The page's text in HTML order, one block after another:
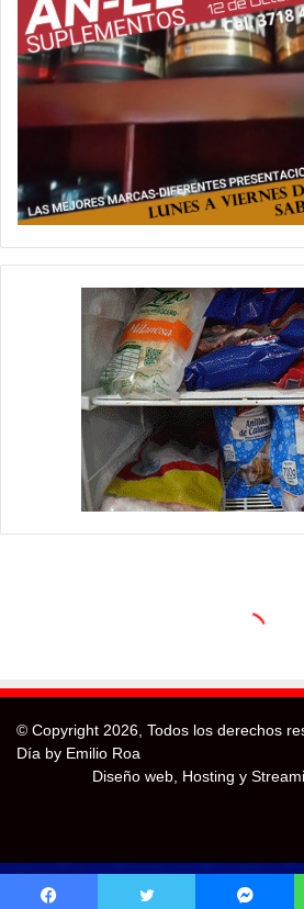
© Copyright 2026, Todos los derechos
Día by Emilio Roa
Diseño web, Hosting y